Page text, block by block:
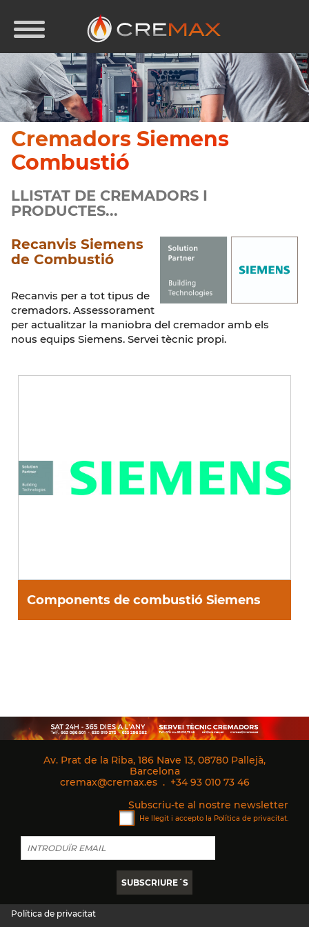
Cremadors Siemens
Combustió
LLISTAT DE CREMADORS I
PRODUCTES...
Recanvis Siemens
de Combustió
Recanvis per a tot tipus de
cremadors. Assessorament
per actualitzar la maniobra del cremador amb els
nous equips Siemens. Servei tècnic propi.
Components de combustió Siemens
Av. Prat de la Riba, 186 Nave 13, 08780 Pallejà,
Barcelona
cremax@cremax.es. +34 93 010 73 46
Subscriu-te al nostre newsletter
He llegit i accepto la Política de privacitat.
Política de privacitat